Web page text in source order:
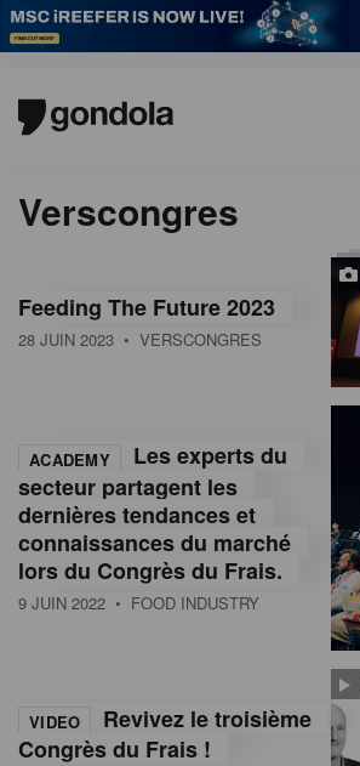
Verscongres
Feeding The Future 2023
28 JUIN 2023 • VERSCONGRES
ACADEMY
Les experts du
secteur partagent les
dernières tendances et
connaissances du marché
lors du Congrès du Frais.
9 JUIN 2022 • FOOD INDUSTRY
VIDEO
Revivez le troisième
Congrès du Frais !